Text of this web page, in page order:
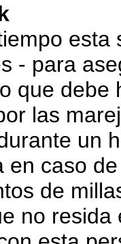
- para
que debe
las
un
en caso
de
no